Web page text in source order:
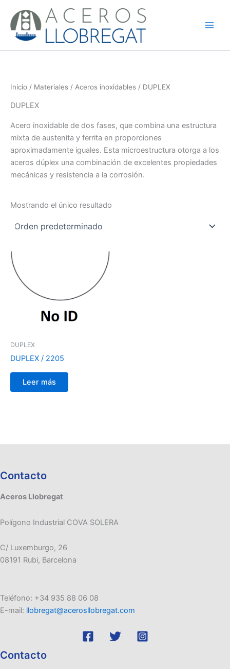
contenido
Inicio / Materiales / Aceros inoxidables / DUPLEX
DUPLEX
Acero inoxidable de dos fases, que combina una estructura
mixta de austenita y ferrita en proporciones
aproximadamente iguales. Esta microestructura otorga a los
aceros dúplex una combinación de excelentes propiedades
mecánicas y resistencia a la corrosión.
Mostrando el único resultado
DUPLEX
DUPLEX / 2205
Leer más
Contacto
Aceros Llobregat
Polígono Industrial COVA SOLERA
C/ Luxemburgo, 26
08191 Rubi, Barcelona
Teléfono: +34 935 88 06 08
E-mail: llobregat@acerosllobregat.com
Contacto